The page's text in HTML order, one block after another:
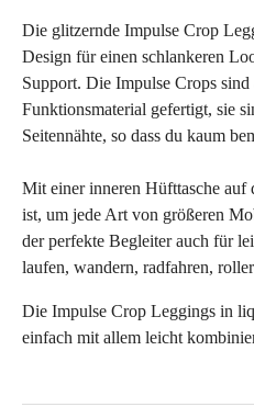
Die glitzernde Impulse Crop
Design für einen schlankeren
Support. Die Impulse Crops
Funktionsmaterial gefertigt, sie
Seitennähte, so dass du kaum
Mit einer inneren Hüfttasche auf
ist, um jede Art von größeren
der perfekte Begleiter auch für
laufen, wandern, radfahren,
Die Impulse Crop Leggings in
einfach mit allem leicht